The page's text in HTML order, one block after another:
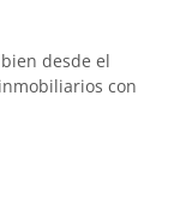
desde el
con